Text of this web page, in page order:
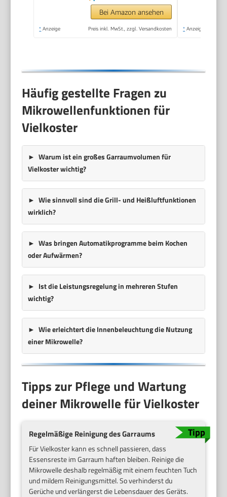
Bei Amazon ansehen
* Anzeige Preis inkl. MwSt., zzgl. Versandkosten * Anzeige
Häufig gestellte Fragen zu
Mikrowellenfunktionen für
Vielkoster
Warum ist ein großes Garraumvolumen für
Vielkoster wichtig?
Wie sinnvoll sind die Grill- und Heißluftfunktionen
wirklich?
Was bringen Automatikprogramme beim Kochen
oder Aufwärmen?
Ist die Leistungsregelung in mehreren Stufen
wichtig?
Wie erleichtert die Innenbeleuchtung die Nutzung
einer Mikrowelle?
Tipps zur Pflege und Wartung
deiner Mikrowelle für Vielkoster
Regelmäßige Reinigung des Garraums
Für Vielkoster kann es schnell passieren, dass
Essensreste im Garraum haften bleiben. Reinige die
Mikrowelle deshalb regelmäßig mit einem feuchten Tuch
und mildem Reinigungsmittel. So verhinderst du
Gerüche und verlängerst die Lebensdauer des Geräts.